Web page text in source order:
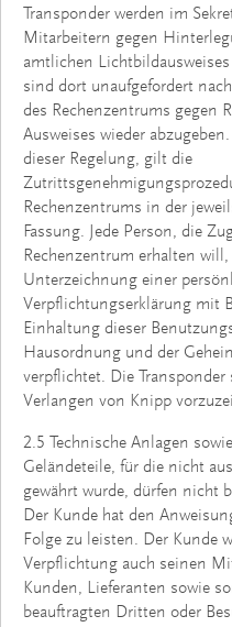
Transponder werden im
Mitarbeitern gegen
amtlichen Lichtbildausweises
sind dort unaufgefordert
des Rechenzentrums gegen
Ausweises wieder
dieser Regelung, gilt die
Rechenzentrums in der
Fassung. Jede Person, die
Rechenzentrum erhalten
Unterzeichnung einer
Verpflichtungserklärung mit
Einhaltung dieser
Hausordnung und der
verpflichtet. Die Transponder
Verlangen von Knipp
2.5 Technische Anlagen
Geländeteile, für die nicht
gewährt wurde, dürfen nicht
Der Kunde hat den
Folge zu leisten. Der Kunde
Verpflichtung auch seinen
Kunden, Lieferanten sowie
beauftragten Dritten oder